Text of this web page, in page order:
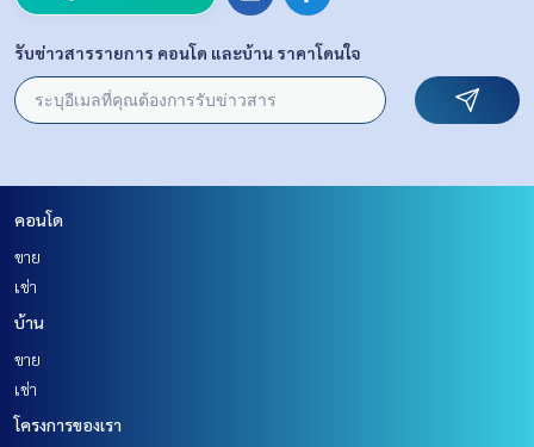
รับข่าวสารรายการ คอนโด และบ้าน ราคาโดนใจ
คอนโด
ขาย
เช่า
บ้าน
ขาย
เช่า
โครงการของเรา